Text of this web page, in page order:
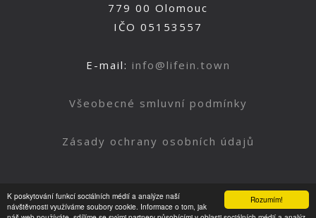
Rozumím!
K poskytování funkcí sociálních médií a analýze naší
návštěvnosti využíváme soubory cookie. Informace o tom, jak
779 00 Olomouc
IČO 05153557
E-mail: info@lifein.town
Všeobecné smluvní podmínky
Zásady ochrany osobních údajů
Nahoru